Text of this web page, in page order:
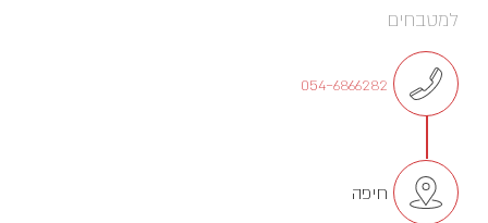
למטבחים
054-6866282
חיפה